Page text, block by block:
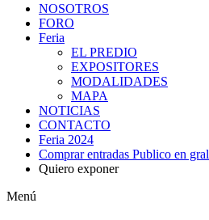
NOSOTROS
FORO
Feria
EL PREDIO
EXPOSITORES
MODALIDADES
MAPA
NOTICIAS
CONTACTO
Feria 2024
Comprar entradas Publico en gral
Quiero exponer
Menú